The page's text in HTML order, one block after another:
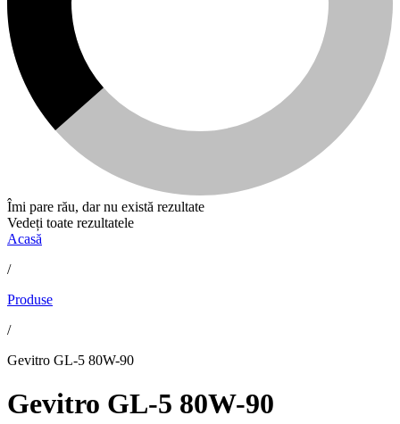
Îmi pare rău, dar nu există rezultate
Vedeți toate rezultatele
Acasă
/
Produse
/
Gevitro GL-5 80W-90
Gevitro GL-5 80W-90